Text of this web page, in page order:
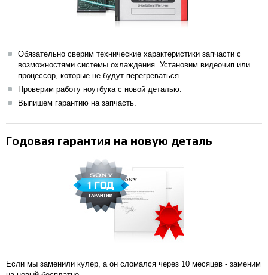
Обязательно сверим технические характеристики запчасти с
возможностями системы охлаждения. Установим видеочип или
процессор, которые не будут перегреваться.
Проверим работу ноутбука с новой деталью.
Выпишем гарантию на запчасть.
Годовая гарантия на новую деталь
Если мы заменили кулер, а он сломался через 10 месяцев - заменим